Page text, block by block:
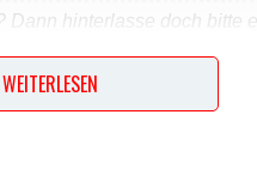
hinterlasse doch bitte
WEITERLESEN